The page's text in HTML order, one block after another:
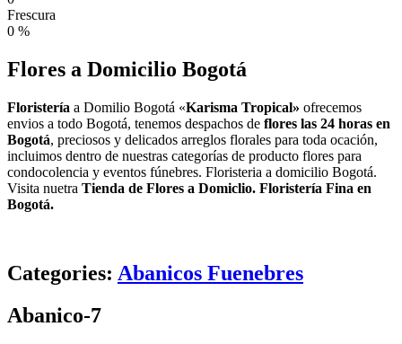
Frescura
0 %
Flores a Domicilio Bogotá
Floristería a Domilio Bogotá «Karisma Tropical» ofrecemos
envios a todo Bogotá, tenemos despachos de flores las 24 horas en
Bogotá, preciosos y delicados arreglos florales para toda ocación,
incluimos dentro de nuestras categorías de producto flores para
condocolencia y eventos fúnebres. Floristeria a domicilio Bogotá.
Visita nuetra Tienda de Flores a Domiclio. Floristería Fina en
Bogotá.
Categories: Abanicos Fuenebres
Abanico-7